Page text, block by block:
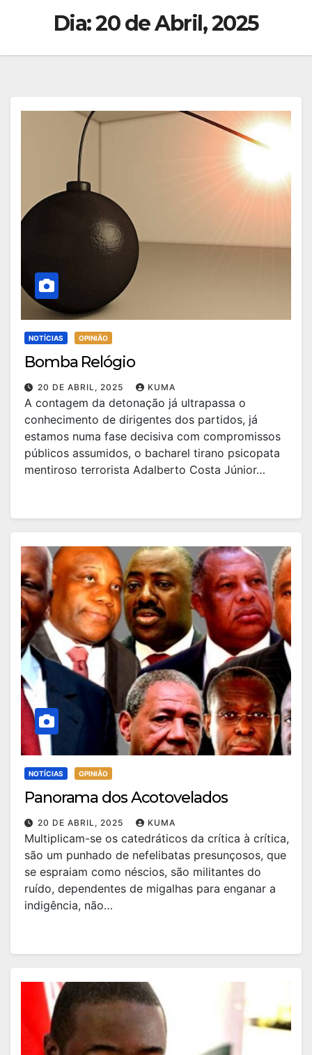
Dia:20 de Abril, 2025
NOTÍCIAS OPINIÃO
Bomba Relógio
20 DE ABRIL, 2025 KUMA
A contagem da detonação já ultrapassa o
conhecimento de dirigentes dos partidos, já
estamos numa fase decisiva com compromissos
públicos assumidos, o bacharel tirano psicopata
mentiroso terrorista Adalberto Costa Júnior…
NOTÍCIAS OPINIÃO
Panorama dos Acotovelados
20 DE ABRIL, 2025 KUMA
Multiplicam-se os catedráticos da crítica à crítica,
são um punhado de nefelibatas presunçosos, que
se espraiam como néscios, são militantes do
ruído, dependentes de migalhas para enganar a
indigência, não…